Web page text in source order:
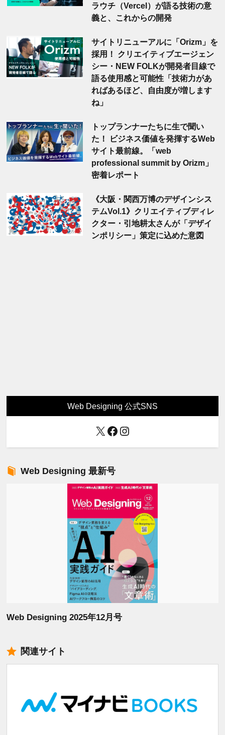
ラウチ（Vercel）が語る技術の意
義と、これからの開発
サイトリニューアルに「Orizm」を
採用！ クリエイティブエージェン
シー・NEW FOLKが開発者目線で
語る使用感と可能性「技術力があ
ればあるほど、自由度が増します
ね」
トップランナーたちに生で聞い
た！ ビジネス価値を発揮するWeb
サイト最前線。「web
professional summit by Orizm」
密着レポート
《大阪・関西万博のデザインシス
テムVol.1》クリエイティブディレ
クター・引地耕太さんが「デザイ
ンポリシー」策定に込めた意図
Web Designing 公式SNS
X Facebook
Instagram
Web Designing 最新号
Web Designing 2025年12月号
関連サイト